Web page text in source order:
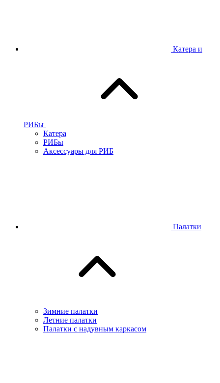
Катера и
РИБы
Катера
РИБы
Аксессуары для РИБ
Палатки
Зимние палатки
Летние палатки
Палатки с надувным каркасом